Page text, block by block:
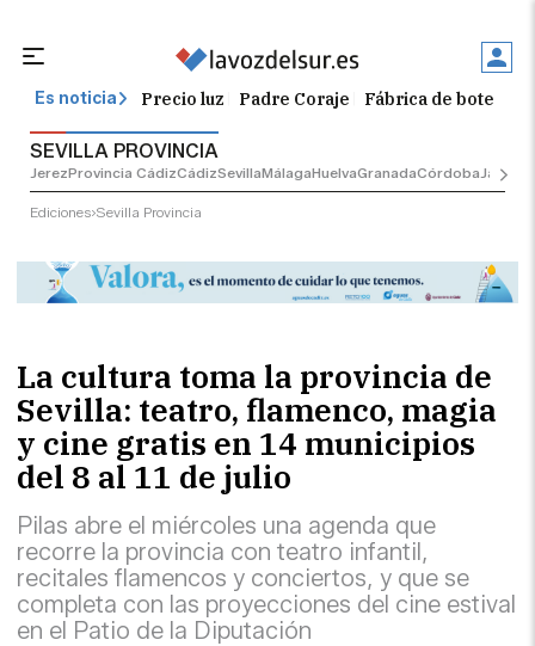
Es noticia Precio luz Padre Coraje Fábrica de botellas
SEVILLA PROVINCIA
JerezProvincia CádizCádizSevillaMálagaHuelvaGranadaCórdobaJaén
Ediciones Sevilla Provincia
La cultura toma la provincia de
Sevilla: teatro, flamenco, magia
y cine gratis en 14 municipios
del 8 al 11 de julio
Pilas abre el miércoles una agenda que
recorre la provincia con teatro infantil,
recitales flamencos y conciertos, y que se
completa con las proyecciones del cine estival
en el Patio de la Diputación